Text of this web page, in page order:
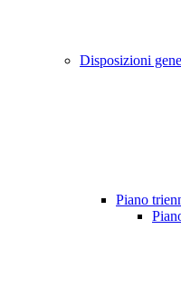
Disposizioni
Piano